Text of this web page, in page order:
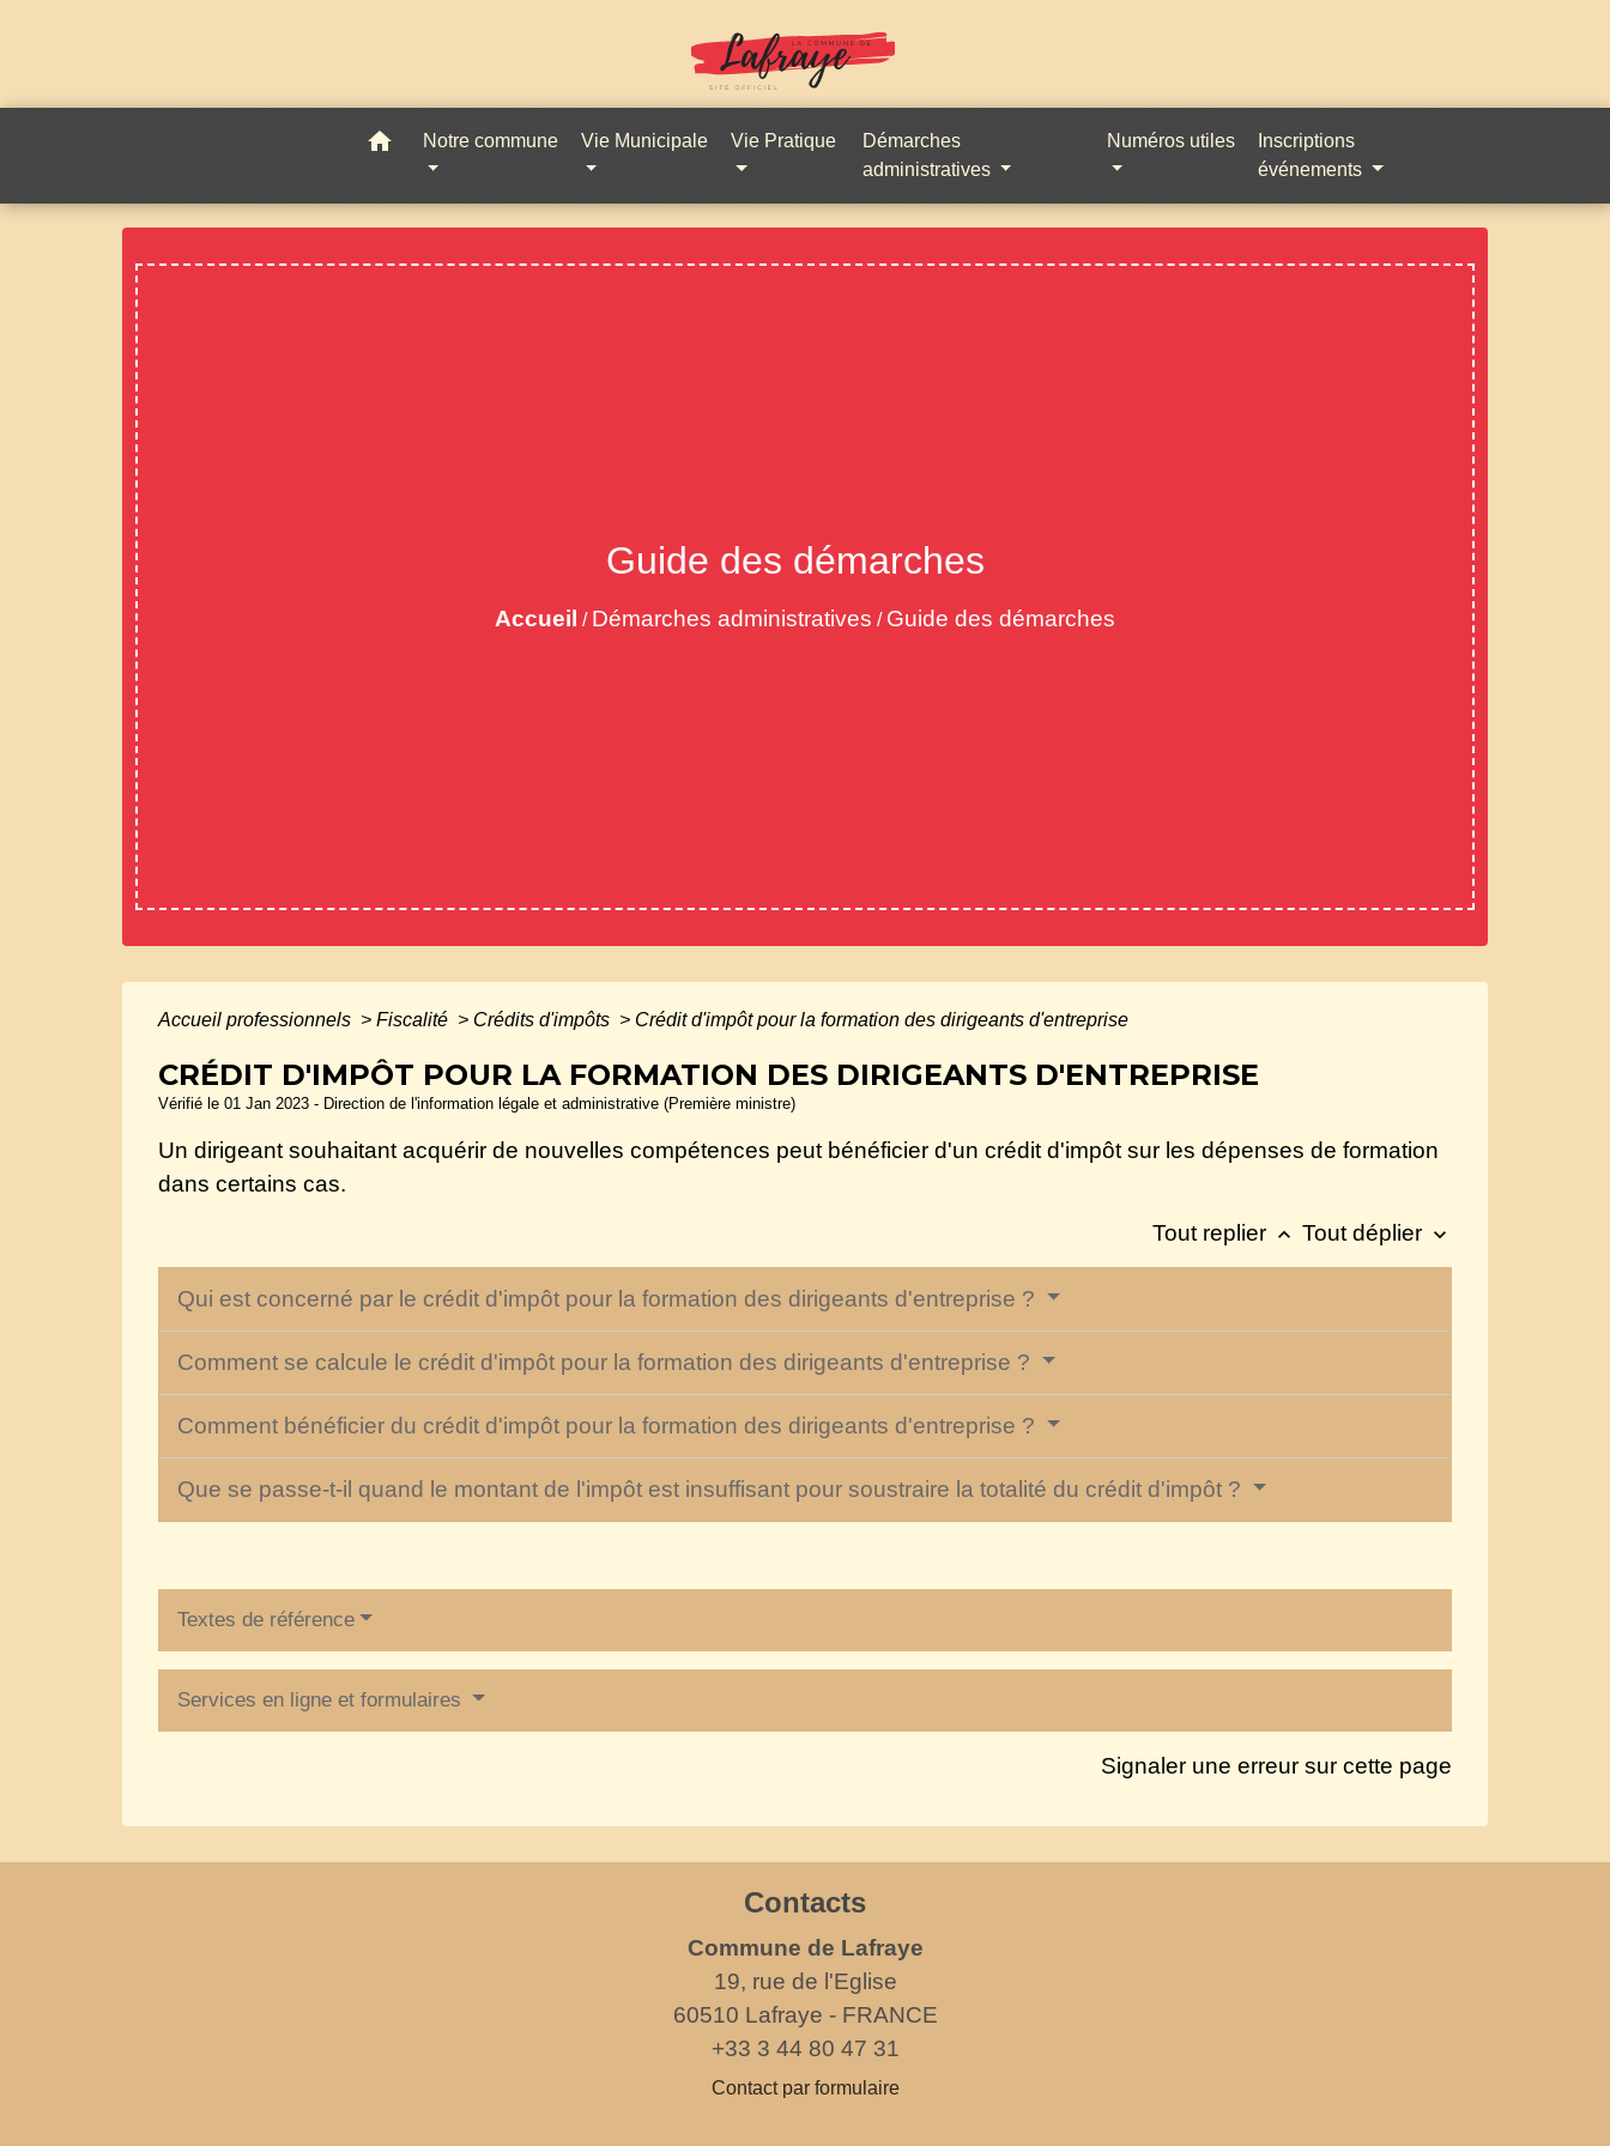
home Notre commune Vie Municipale Vie Pratique
Démarches
administratives
Numéros utiles
Inscriptions
événements
Guide des démarches
Accueil / Démarches administratives / Guide des démarches
Accueil professionnels > Fiscalité > Crédits d'impôts > Crédit d'impôt pour la formation des dirigeants d'entreprise
CRÉDIT D'IMPÔT POUR LA FORMATION DES DIRIGEANTS D'ENTREPRISE
Vérifié le 01 Jan 2023 - Direction de l'information légale et administrative (Première ministre)
Un dirigeant souhaitant acquérir de nouvelles compétences peut bénéficier d'un crédit d'impôt sur les dépenses de formation
dans certains cas.
Tout replier keyboard_arrow_up Tout déplier keyboard_arrow_down
Qui est concerné par le crédit d'impôt pour la formation des dirigeants d'entreprise ?
Comment se calcule le crédit d'impôt pour la formation des dirigeants d'entreprise ?
Comment bénéficier du crédit d'impôt pour la formation des dirigeants d'entreprise ?
Que se passe-t-il quand le montant de l'impôt est insuffisant pour soustraire la totalité du crédit d'impôt ?
Textes de référence
Services en ligne et formulaires
Signaler une erreur sur cette page
Contacts
Commune de Lafraye
19, rue de l'Eglise
60510 Lafraye - FRANCE
+33 3 44 80 47 31
Contact par formulaire